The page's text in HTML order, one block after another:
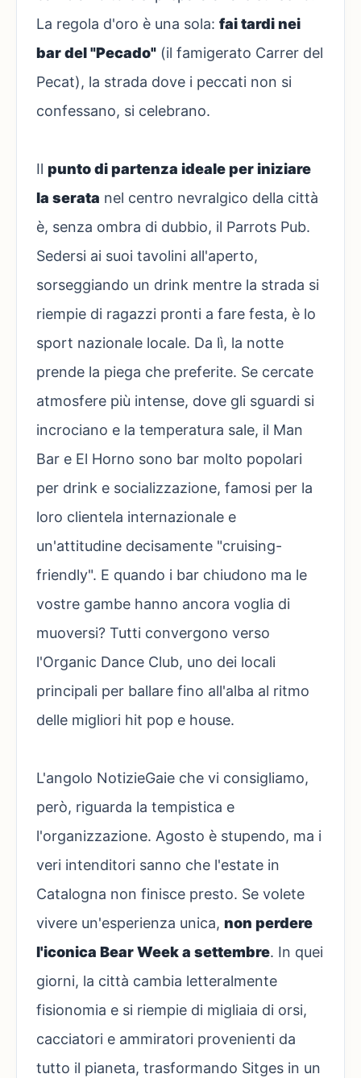
La regola d'oro è una sola: fai tardi nei
bar del "Pecado" (il famigerato Carrer del
Pecat), la strada dove i peccati non si
confessano, si celebrano.
Il punto di partenza ideale per iniziare
la serata nel centro nevralgico della città
è, senza ombra di dubbio, il Parrots Pub.
Sedersi ai suoi tavolini all'aperto,
sorseggiando un drink mentre la strada si
riempie di ragazzi pronti a fare festa, è lo
sport nazionale locale. Da lì, la notte
prende la piega che preferite. Se cercate
atmosfere più intense, dove gli sguardi si
incrociano e la temperatura sale, il Man
Bar e El Horno sono bar molto popolari
per drink e socializzazione, famosi per la
loro clientela internazionale e
un'attitudine decisamente "cruising-
friendly". E quando i bar chiudono ma le
vostre gambe hanno ancora voglia di
muoversi? Tutti convergono verso
l'Organic Dance Club, uno dei locali
principali per ballare fino all'alba al ritmo
delle migliori hit pop e house.
L'angolo NotizieGaie che vi consigliamo,
però, riguarda la tempistica e
l'organizzazione. Agosto è stupendo, ma i
veri intenditori sanno che l'estate in
Catalogna non finisce presto. Se volete
vivere un'esperienza unica, non perdere
l'iconica Bear Week a settembre. In quei
giorni, la città cambia letteralmente
fisionomia e si riempie di migliaia di orsi,
cacciatori e ammiratori provenienti da
tutto il pianeta, trasformando Sitges in un